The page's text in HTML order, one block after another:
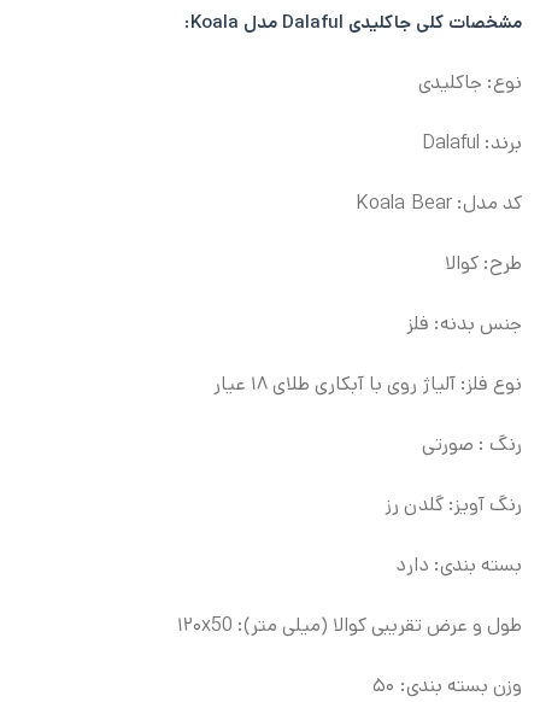
مشخصات کلی جاکلیدی Dalaful مدل Koala:
نوع: جاکلیدی
برند: Dalaful
کد مدل: Koala Bear
طرح: کوالا
جنس بدنه: فلز
نوع فلز: آلیاژ روی با آبکاری طلای ۱۸ عیار
رنگ : صورتی
رنگ آویز: گلدن رز
بسته بندی: دارد
طول و عرض تقریبی کوالا (میلی متر): ۱۲۰x50
وزن بسته بندی: ۵۰